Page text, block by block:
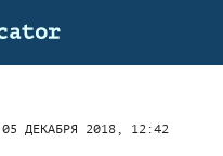
05 ДЕКАБРЯ 2018, 12:42